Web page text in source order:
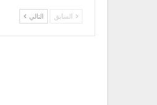
السابق التالي